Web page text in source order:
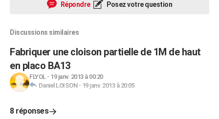
Répondre Posez votre question
Discussions similaires
Fabriquer une cloison partielle de 1M de haut
en placo BA13
FLYOL- 19 janv. 2013 à 00:20
Daniel LOISON- 19 janv. 2013 à 20:05
8 réponses